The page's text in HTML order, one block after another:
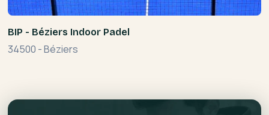
BIP - Béziers Indoor Padel
34500 -Béziers